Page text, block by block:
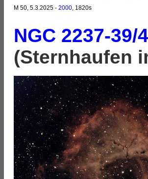
M 50, 5.3.2025 - 2000, 1820s
NGC 2237-39/
(Sternhaufen